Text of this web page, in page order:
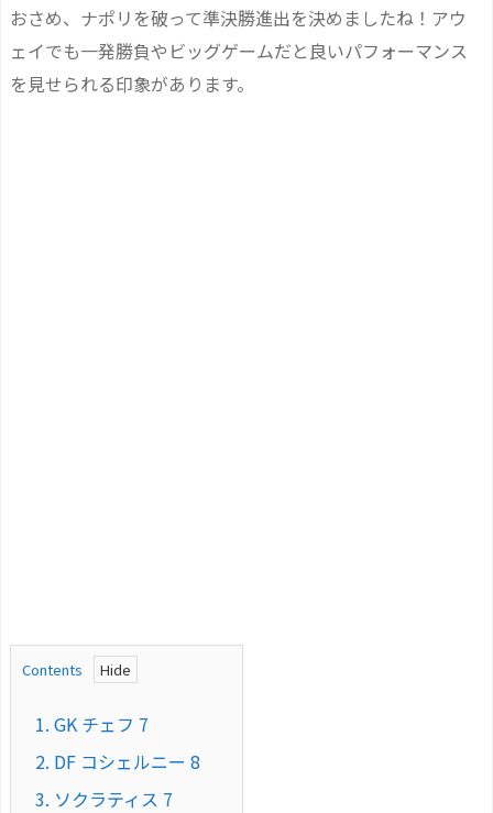
おさめ、ナポリを破って準決勝進出を決めましたね！アウ
ェイでも一発勝負やビッグゲームだと良いパフォーマンス
を見せられる印象があります。
Contents
1. GK チェフ 7
2. DF コシェルニー 8
3. ソクラティス 7